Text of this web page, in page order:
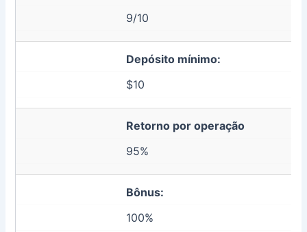
9/10
Depósito mínimo:
$10
Retorno por operação
95%
Bônus:
100%